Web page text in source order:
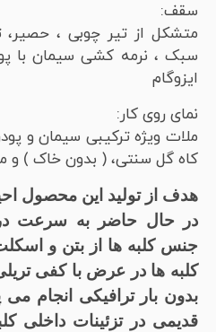
سقف:
متشکل از تیر چوبی ،
سبک ، نرمه کشی سیمان با
ایزوگام
نمای روی کار:
ملات ویژه ترکیبی سیمان و
کاه گل سنتی، ( بدون خاک ) و
هدف از تولید این محصول
در حال حاضر به سرعت
جنس کلبه ها از بتن و
کلبه ها در عرض با کفی
بدون بار ترافیکی انجام می
قدیمی در تزئینات داخلی